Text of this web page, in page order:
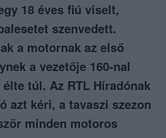
18 éves fiú viselt,
szenvedett.
a motornak az első
a vezetője 160-nal
túl. Az RTL Híradónak
azt kéri, a tavaszi szezon
minden motoros